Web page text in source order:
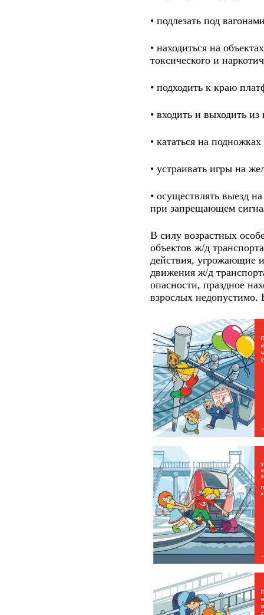
• подлезать под
• находиться на
токсического и
•
• входить и выходить
• кататься на
• устраивать игры на
• осуществлять выезд
при запрещающем
В силу возрастных
объектов ж/д
действия, угрожающие
движения ж/д
опасности, праздное
взрослых недопустимо.